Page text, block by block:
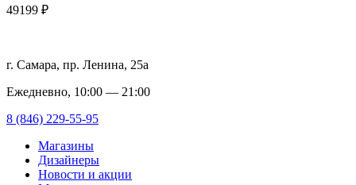
49199 ₽
г. Самара, пр. Ленина, 25а
Ежедневно, 10:00 — 21:00
8 (846) 229-55-95
Магазины
Дизайнеры
Новости и акции